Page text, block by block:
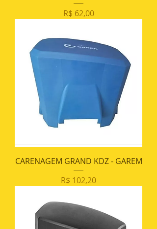
Preço
R$ 62,00
CARENAGEM GRAND KDZ - GAREM
Preço
R$ 102,20